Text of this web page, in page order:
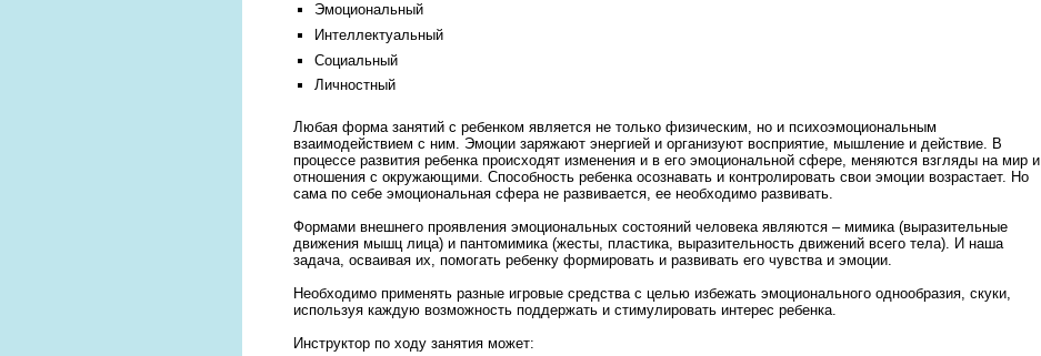
Эмоциональный
Интеллектуальный
Социальный
Личностный
Любая форма занятий с ребенком является не только физическим, но и психоэмоциональным
взаимодействием с ним. Эмоции заряжают энергией и организуют восприятие, мышление и действие. В
процессе развития ребенка происходят изменения и в его эмоциональной сфере, меняются взгляды на мир и
отношения с окружающими. Способность ребенка осознавать и контролировать свои эмоции возрастает. Но
сама по себе эмоциональная сфера не развивается, ее необходимо развивать.
Формами внешнего проявления эмоциональных состояний человека являются – мимика (выразительные
движения мышц лица) и пантомимика (жесты, пластика, выразительность движений всего тела). И наша
задача, осваивая их, помогать ребенку формировать и развивать его чувства и эмоции.
Необходимо применять разные игровые средства с целью избежать эмоционального однообразия, скуки,
используя каждую возможность поддержать и стимулировать интерес ребенка.
Инструктор по ходу занятия может: